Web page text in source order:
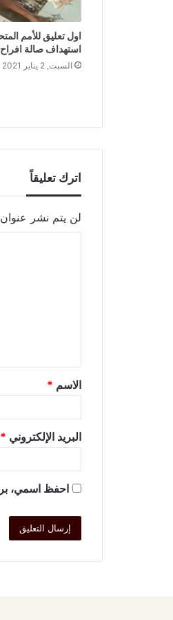
اول تعليق للأمم
استهداف صالة افراح
السبت, 2 يناير 2021 - 4:26 م
اترك تعليقاً
لن يتم نشر عنوان
الاسم *
البريد الإلكتروني *
احفظ اسمي،